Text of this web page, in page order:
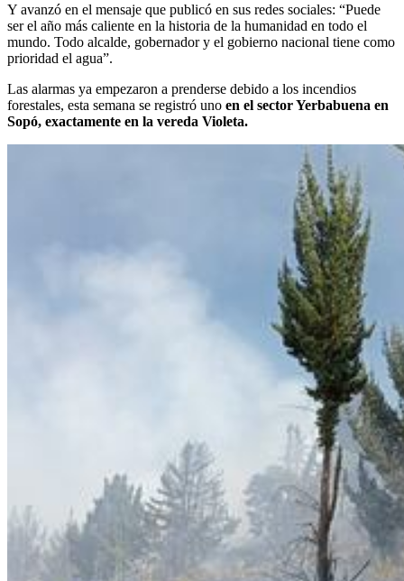
Y avanzó en el mensaje que publicó en sus redes sociales: “Puede
ser el año más caliente en la historia de la humanidad en todo el
mundo. Todo alcalde, gobernador y el gobierno nacional tiene como
prioridad el agua”.
Las alarmas ya empezaron a prenderse debido a los incendios
forestales, esta semana se registró uno en el sector Yerbabuena en
Sopó, exactamente en la vereda Violeta.